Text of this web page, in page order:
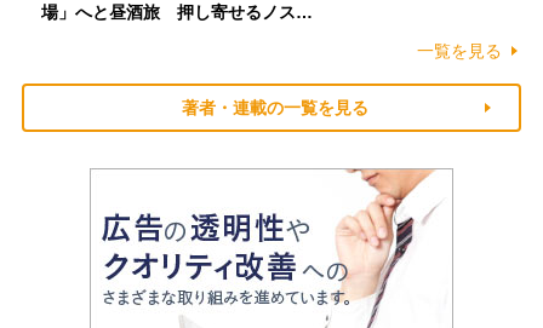
場」へと昼酒旅 押し寄せるノス…
一覧を見る
著者・連載の一覧を見る